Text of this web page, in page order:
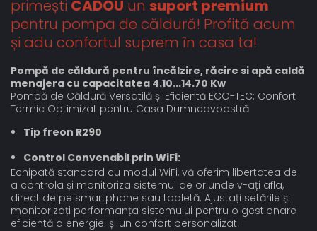
primești CADOU un suport premium
pentru pompa de căldură! Profită acum
și adu confortul suprem în casa ta!
Pompă de căldură pentru încălzire, răcire si apă caldă
menajera cu capacitatea 4.10...14.70 Kw
Pompă de Căldură Versatilă și Eficientă ECO-TEC: Confort
Termic Optimizat pentru Casa Dumneavoastră
Tip freon R290
Control Convenabil prin WiFi:
Echipată standard cu modul WiFi, vă oferim libertatea de
a controla și monitoriza sistemul de oriunde v-ați afla,
direct de pe smartphone sau tabletă. Ajustați setările și
monitorizați performanța sistemului pentru o gestionare
eficientă a energiei și un confort personalizat.